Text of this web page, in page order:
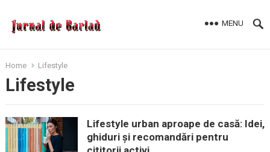
MENU
Home Lifestyle
Lifestyle
Lifestyle urban aproape de casă: Idei,
ghiduri și recomandări pentru